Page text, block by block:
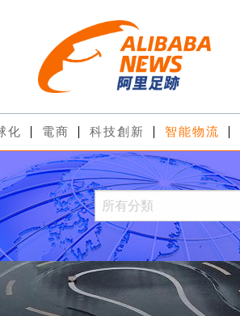
化 電商 科技創新 智能物流